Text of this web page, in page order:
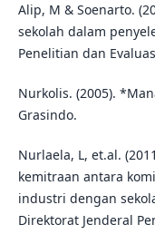
Alip, M & Soenarto.
sekolah dalam
Penelitian dan
Nurkolis. (2005).
Grasindo.
Nurlaela, L, et.al.
kemitraan antara
industri dengan
Direktorat Jenderal